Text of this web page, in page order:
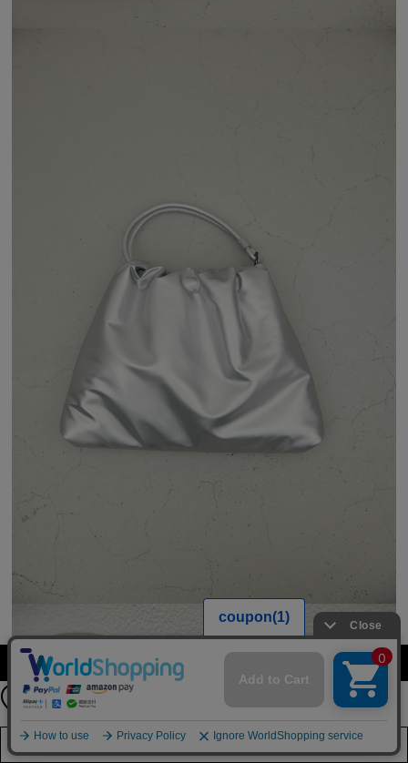
カラーを選択する（フリーサイズ）
店舗在庫を見る
【期間限定】
新規会員登録キャンペーン開催！
8月31日（月）23：59まで
詳しくは
こちら